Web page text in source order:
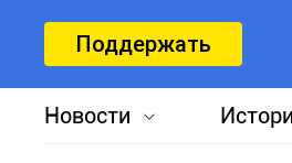
Поддержать
Новости